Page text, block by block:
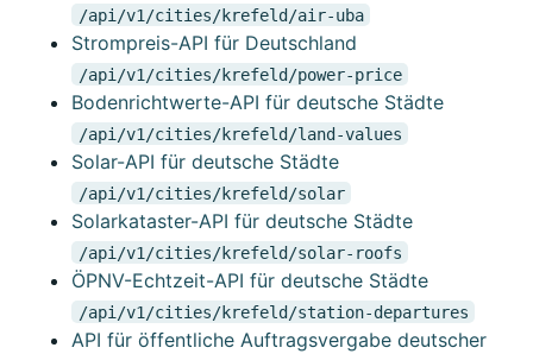
/api/v1/cities/krefeld/air-uba
Strompreis-API für Deutschland
/api/v1/cities/krefeld/power-price
Bodenrichtwerte-API für deutsche Städte
/api/v1/cities/krefeld/land-values
Solar-API für deutsche Städte
/api/v1/cities/krefeld/solar
Solarkataster-API für deutsche Städte
/api/v1/cities/krefeld/solar-roofs
ÖPNV-Echtzeit-API für deutsche Städte
/api/v1/cities/krefeld/station-departures
API für öffentliche Auftragsvergabe deutscher